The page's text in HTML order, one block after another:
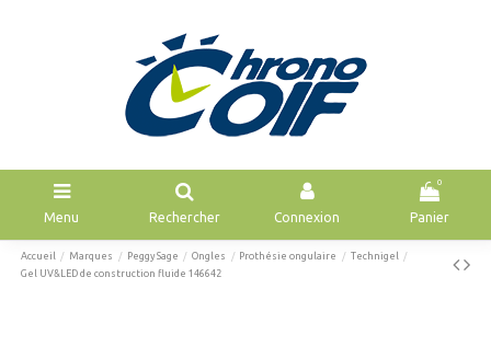
Menu Rechercher Connexion
0
Panier
Accueil Marques Peggy Sage Ongles Prothésie ongulaire
Technigel
Gel UV&LED de construction fluide 146642